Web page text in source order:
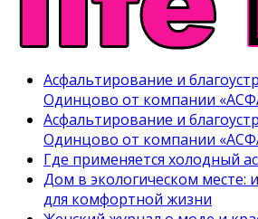
Асфальтирование и
Одинцово от компании
Асфальтирование и
Одинцово от компании
Где применяется холодный
Дом в экологическом месте:
для комфортной жизни